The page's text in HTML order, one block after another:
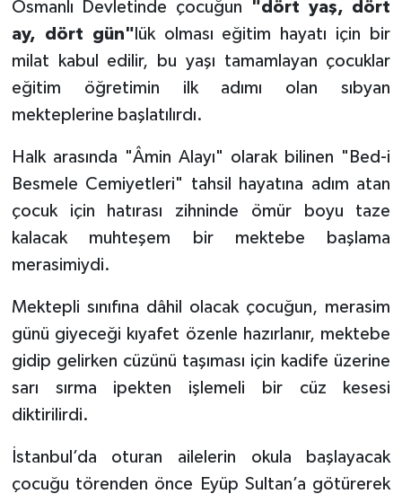
Osmanlı Devletinde çocuğun
"dört yaş, dört
ay, dört gün" lük olması eğitim hayatı için bir
milat kabul edilir, bu yaşı tamamlayan çocuklar
eğitim öğretimin ilk adımı olan sıbyan
mekteplerine başlatılırdı.
Halk arasında "Âmin Alayı" olarak bilinen "Bed-i
Besmele Cemiyetleri" tahsil hayatına adım atan
çocuk için hatırası zihninde ömür boyu taze
kalacak muhteşem bir mektebe başlama
merasimiydi.
Mektepli sınıfına dâhil olacak çocuğun, merasim
günü giyeceği kıyafet özenle hazırlanır, mektebe
gidip gelirken cüzünü taşıması için kadife üzerine
sarı sırma ipekten işlemeli bir cüz kesesi
diktirilirdi.
İstanbul’da oturan ailelerin okula başlayacak
çocuğu törenden önce Eyüp Sultan’a götürerek
Bitlis Müftülüğü
Bolu Müftülüğü
Bursa Müftülüğü
Çankırı Müftülüğü
Çorum Müftülüğü
Denizli Müftülüğü
Diyarbakır Müftülüğü
Düzce Müftülüğü
Sağlık
Makaleler
Duyurular
Bilim, Teknoloji
Biyografiler
Diyanet TV
İhtida Haberleri
YAŞAM